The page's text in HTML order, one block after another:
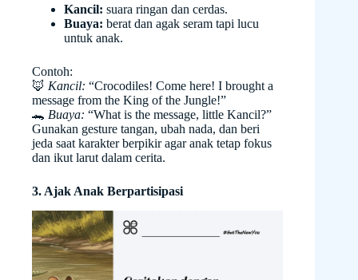
Kancil: suara ringan dan cerdas.
Buaya: berat dan agak seram tapi lucu
untuk anak.
Contoh:
🦊 Kancil: “Crocodiles! Come here! I brought a
message from the King of the Jungle!”
🐊 Buaya: “What is the message, little Kancil?”
Gunakan gesture tangan, ubah nada, dan beri
jeda saat karakter berpikir agar anak tetap fokus
dan ikut larut dalam cerita.
3. Ajak Anak Berpartisipasi